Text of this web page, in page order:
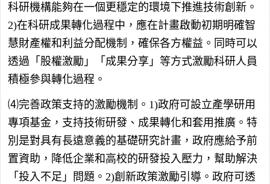
科研機構能夠在一個更穩定的環境下推進技術創新。
2)在科研成果轉化過程中，應在計畫啟動初期明確智
慧財產權和利益分配機制，確保各方權益。同時可以
透過「股權激勵」「成果分享」等方式激勵科研人員
積極參與轉化過程。
⑷完善政策支持的激勵機制。1)政府可設立產學研用
專項基金，支持技術研發、成果轉化和套用推廣。特
別是對具有長遠意義的基礎研究計畫，政府應給予前
置資助，降低企業和高校的研發投入壓力，幫助解決
「投入不足」問題。2)創新政策激勵引導。政府可透